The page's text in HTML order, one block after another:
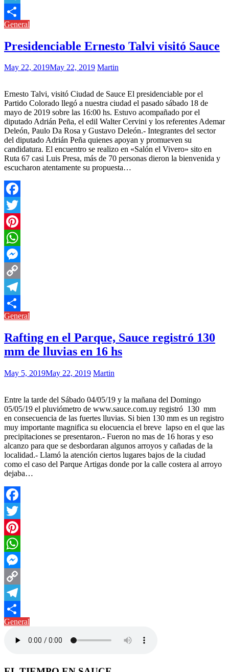
Link
Telegram
Compartir
General
Presidenciable Ernesto Talvi visitó Sauce
May 22, 2019May 22, 2019 Martin
Ernesto Talvi, visitó Ciudad de Sauce El presidenciable por el
Partido Colorado llegó a nuestra ciudad el pasado sábado 18 de
mayo de 2019 sobre las 16:00 hs. Estuvo acompañado por el
diputado Adrián Peña, el edil Walter Cervini y los referentes Ademar
Deleón, Paulo Da Rosa y Gustavo Deleón.- Integrantes del sector
del diputado Adrián Peña quienes apoyan y promueven su
candidatura. El encuentro se realizo en «Salón el Vivero» sito en
Ruta 67 casi Luis Presa, más de 70 personas dieron la bienvenida y
escucharon atentamente su propuesta…
Facebook
Twitter
Pinterest
WhatsApp
Messenger
Copy
Link
Telegram
Compartir
General
Rafting en el Parque, Sauce registró 130
mm de lluvias en 16 hs
May 5, 2019May 22, 2019 Martin
Entre la tarde del Sábado 04/05/19 y la mañana del Domingo
05/05/19 el pluviómetro de www.sauce.com.uy registró 130 mm
en consecuencia de las fuertes lluvias. Si bien 130 mm es un registro
muy importante magnifica su elocuencia el breve lapso en el que las
precipitaciones se presentaron.- Fueron no mas de 16 horas y eso
alcanzo para que se desbordaran algunos arroyos y cañadas de la
localidad.- Llamó la atención ciertos lugares bajos de la ciudad
como el caso del Parque Artigas donde por la calle costera al arroyo
dejaba…
Facebook
Twitter
Pinterest
WhatsApp
Messenger
Copy
Link
Telegram
Compartir
General